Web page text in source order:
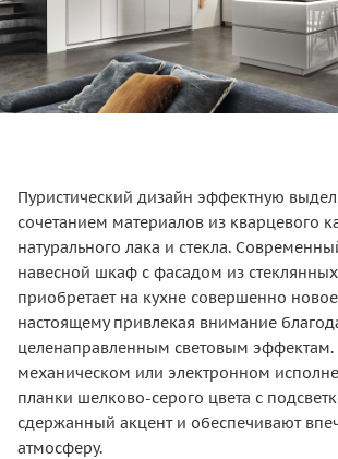
Пуристический дизайн эффектную
сочетанием материалов из кварцевого
натурального лака и стекла.
навесной шкаф с фасадом из
приобретает на кухне совершенно
настоящему привлекая внимание
целенаправленным световым
механическом или электронном
планки шелково-серого цвета с
сдержанный акцент и обеспечивают
атмосферу.